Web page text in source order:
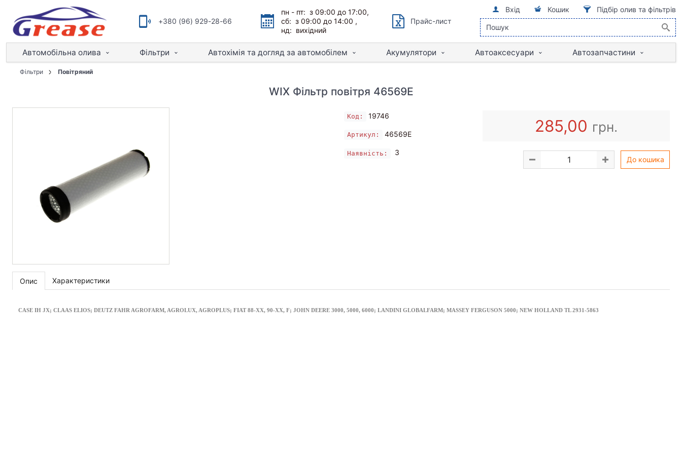
+380 (96) 929-28-66
пн - пт: з 09:00 до 17:00,
сб: з 09:00 до 14:00 ,
нд: вихідний
Прайс-лист
Вхід Кошик Підбір олив та фільтрів
Автомобільна олива Фільтри Автохімія та догляд за автомобілем Акумулятори Автоаксесуари Автозапчастини
Фільтри Повітряний
WIX Фільтр повітря 46569E
Код: 19746
Артикул: 46569E
Наявність: 3
285,00 грн.
До кошика
Опис Характеристики
CASE IH JX; CLAAS ELIOS; DEUTZ FAHR AGROFARM, AGROLUX, AGROPLUS; FIAT 88-XX, 90-XX, F; JOHN DEERE 3000, 5000, 6000; LANDINI GLOBALFARM; MASSEY FERGUSON 5000; NEW HOLLAND TL 2931-5863